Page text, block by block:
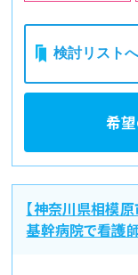
検討リスト
希
【神奈川県相模
基幹病院で看護